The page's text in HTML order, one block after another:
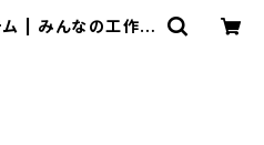
ム | みんなの工作ベ